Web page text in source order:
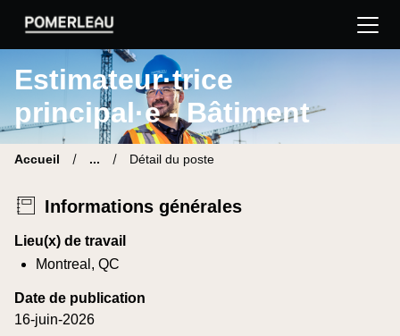
Pomerleau Site carrière | Trouve ton nouveau poste
Estimateur·trice
principal·e - Bâtiment
Accueil ... Détail du poste
Informations générales
Lieu(x) de travail
Montreal, QC
Date de publication
16-juin-2026